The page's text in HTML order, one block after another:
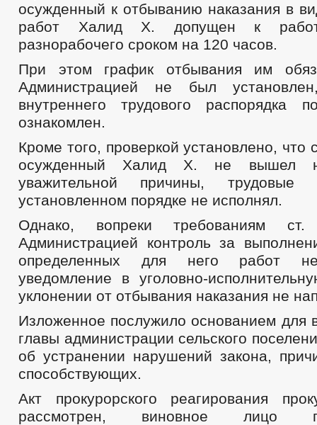
осужденный к отбыванию наказания в
работ Халид Х. допущен к
разнорабочего сроком на 120 часов.
При этом график отбывания им
Администрацией не был
внутреннего трудового распорядка
ознакомлен.
Кроме того, проверкой установлено, что
осужденный Халид Х. не вышел
уважительной причины, трудовые
установленном порядке не исполнял.
Однако, вопреки требованиям
Администрацией контроль за
определенных для него работ не
уведомление в уголовно-
уклонении от отбывания наказания не
Изложенное послужило основанием для
главы администрации сельского
об устранении нарушений закона,
способствующих.
Акт прокурорского реагирования
рассмотрен, виновное лицо